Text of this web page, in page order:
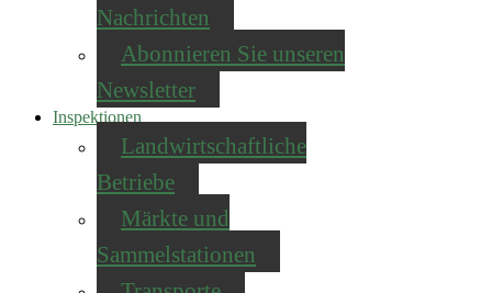
Nachrichten
Abonnieren Sie unseren
Newsletter
Inspektionen
Landwirtschaftliche
Betriebe
Märkte und
Sammelstationen